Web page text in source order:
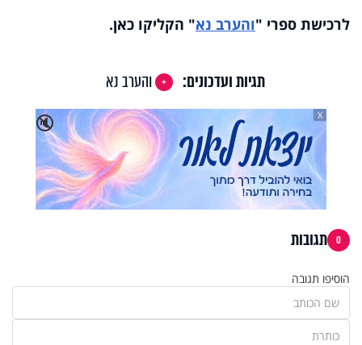
לרכישת ספרי
"והערב נא" הקליקו כאן.
תגיות ועדכונים:
והערב נא
🔇
X
0 תגובות
הוסיפו תגובה